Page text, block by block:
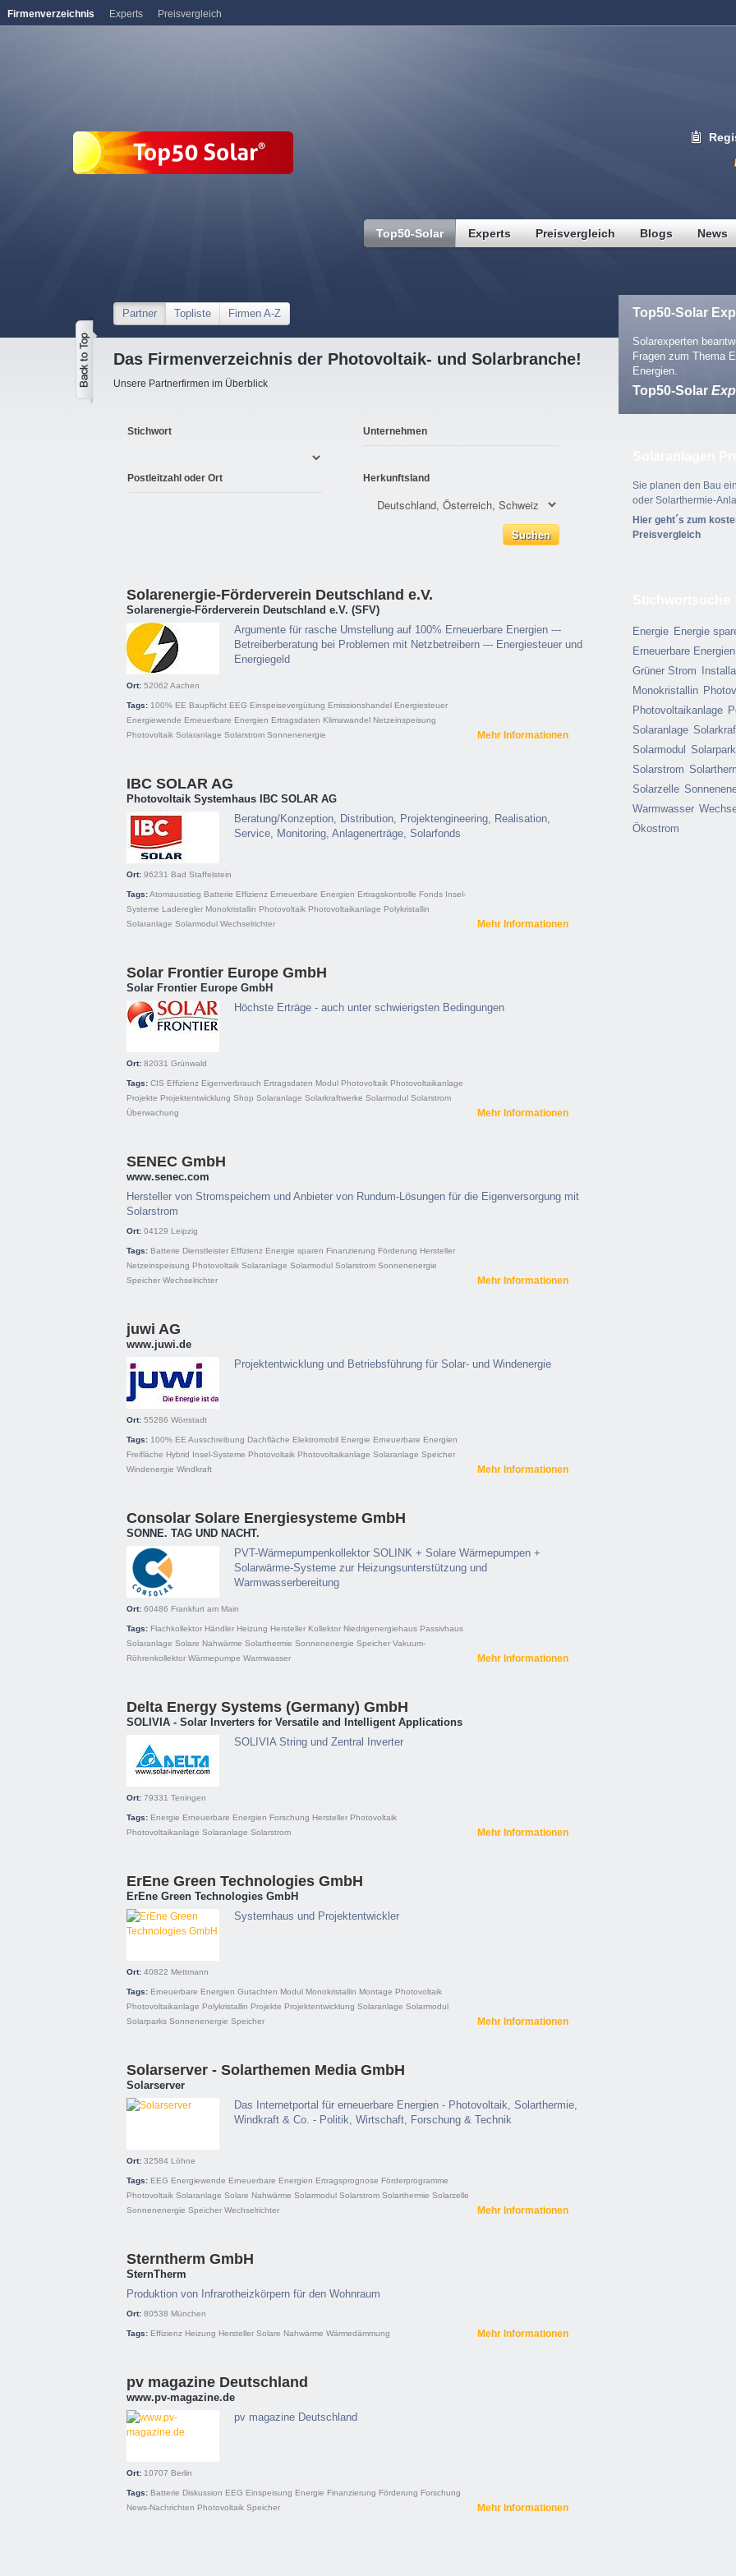
Top50-Solar Experts Preisvergleich Blogs News
Partner Topliste Firmen A-Z
Das Firmenverzeichnis der Photovoltaik- und Solarbranche!
Unsere Partnerfirmen im Überblick
Stichwort Unternehmen
Postleitzahl oder Ort Herkunftsland
Solarenergie-Förderverein Deutschland e.V.
Solarenergie-Förderverein Deutschland e.V. (SFV)
Argumente für rasche Umstellung auf 100% Erneuerbare Energien ---
Betreiberberatung bei Problemen mit Netzbetreibern --- Energiesteuer und
Energiegeld
Ort: 52062 Aachen
Tags: 100% EE Baupflicht EEG Einspeisevergütung Emissionshandel Energiesteuer
Energiewende Erneuerbare Energien Ertragsdaten Klimawandel Netzeinspeisung
Photovoltaik Solaranlage Solarstrom Sonnenenergie Mehr Informationen
IBC SOLAR AG
Photovoltaik Systemhaus IBC SOLAR AG
Beratung/Konzeption, Distribution, Projektengineering, Realisation,
Service, Monitoring, Anlagenerträge, Solarfonds
Ort: 96231 Bad Staffelstein
Tags:Atomausstieg Batterie Effizienz Erneuerbare Energien Ertragskontrolle Fonds Insel-
Systeme Laderegler Monokristallin Photovoltaik Photovoltaikanlage Polykristallin
Solaranlage Solarmodul Wechselrichter Mehr Informationen
Solar Frontier Europe GmbH
Solar Frontier Europe GmbH
Höchste Erträge - auch unter schwierigsten Bedingungen
Ort: 82031 Grünwald
Tags: CIS Effizienz Eigenverbrauch Ertragsdaten Modul Photovoltaik Photovoltaikanlage
Projekte Projektentwicklung Shop Solaranlage Solarkraftwerke Solarmodul Solarstrom
Überwachung
Mehr Informationen
SENEC GmbH
www.senec.com
Hersteller von Stromspeichern und Anbieter von Rundum-Lösungen für die Eigenversorgung mit
Solarstrom
Ort: 04129 Leipzig
Tags: Batterie Dienstleister Effizienz Energie sparen Finanzierung Förderung Hersteller
Netzeinspeisung Photovoltaik Solaranlage Solarmodul Solarstrom Sonnenenergie
Speicher Wechselrichter Mehr Informationen
juwi AG
www.juwi.de
Projektentwicklung und Betriebsführung für Solar- und Windenergie
Ort: 55286 Wörrstadt
Tags: 100% EE Ausschreibung Dachfläche Elektromobil Energie Erneuerbare Energien
Freifläche Hybrid Insel-Systeme Photovoltaik Photovoltaikanlage Solaranlage Speicher
Windenergie Windkraft Mehr Informationen
Consolar Solare Energiesysteme GmbH
SONNE. TAG UND NACHT.
PVT-Wärmepumpenkollektor SOLINK + Solare Wärmepumpen +
Solarwärme-Systeme zur Heizungsunterstützung und
Warmwasserbereitung
Ort: 60486 Frankfurt am Main
Tags: Flachkollektor Händler Heizung Hersteller Kollektor Niedrigenergiehaus Passivhaus
Solaranlage Solare Nahwärme Solarthermie Sonnenenergie Speicher Vakuum-
Röhrenkollektor Wärmepumpe Warmwasser Mehr Informationen
Delta Energy Systems (Germany) GmbH
SOLIVIA - Solar Inverters for Versatile and Intelligent Applications
SOLIVIA String und Zentral Inverter
Ort: 79331 Teningen
Tags: Energie Erneuerbare Energien Forschung Hersteller Photovoltaik
Photovoltaikanlage Solaranlage Solarstrom Mehr Informationen
ErEne Green Technologies GmbH
ErEne Green Technologies GmbH
Systemhaus und Projektentwickler
Ort: 40822 Mettmann
Tags: Erneuerbare Energien Gutachten Modul Monokristallin Montage Photovoltaik
Photovoltaikanlage Polykristallin Projekte Projektentwicklung Solaranlage Solarmodul
Solarparks Sonnenenergie Speicher Mehr Informationen
Solarserver - Solarthemen Media GmbH
Solarserver
Das Internetportal für erneuerbare Energien - Photovoltaik, Solarthermie,
Windkraft & Co. - Politik, Wirtschaft, Forschung & Technik
Ort: 32584 Löhne
Tags: EEG Energiewende Erneuerbare Energien Ertragsprognose Förderprogramme
Photovoltaik Solaranlage Solare Nahwärme Solarmodul Solarstrom Solarthermie Solarzelle
Sonnenenergie Speicher Wechselrichter Mehr Informationen
Sterntherm GmbH
SternTherm
Produktion von Infrarotheizkörpern für den Wohnraum
Ort: 80538 München
Tags: Effizienz Heizung Hersteller Solare Nahwärme Wärmedämmung Mehr Informationen
pv magazine Deutschland
www.pv-magazine.de
pv magazine Deutschland
Ort: 10707 Berlin
Tags: Batterie Diskussion EEG Einspeisung Energie Finanzierung Förderung Forschung
News-Nachrichten Photovoltaik Speicher Mehr Informationen
Top50-Solar
Solarexperten
Fragen zum Thema
Energien.
Top50-Solar
Sie planen den Bau
oder Solarthermie-
Hier geht´s zum
Preisvergleich
Energie Energie
Erneuerbare Energien
Grüner Strom
Monokristallin
Photovoltaikanlage
Solaranlage
Solarmodul
Solarstrom
Solarzelle
Warmwasser
Ökostrom
Firmenverzeichnis Experts Preisvergleich